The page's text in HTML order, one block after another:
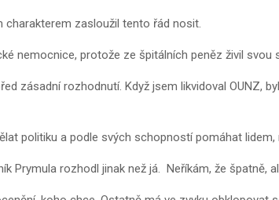
charakterem zasloužil tento řád nosit.
nemocnice, protože ze špitálních peněz živil svou
zásadní rozhodnutí. Když jsem likvidoval OUNZ,
politiku a podle svých schopností pomáhat
Prymula rozhodl jinak než já. Neříkám, že špatně,